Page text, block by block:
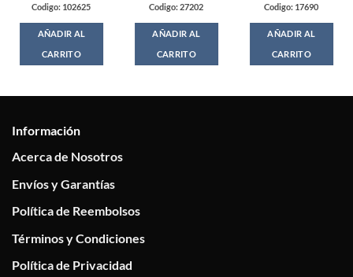
Codigo: 102625
AÑADIR AL
CARRITO
Codigo: 27202
AÑADIR AL
CARRITO
Codigo: 17690
AÑADIR AL
CARRITO
Información
Acerca de Nosotros
Envíos y Garantías
Política de Reembolsos
Términos y Condiciones
Política de Privacidad